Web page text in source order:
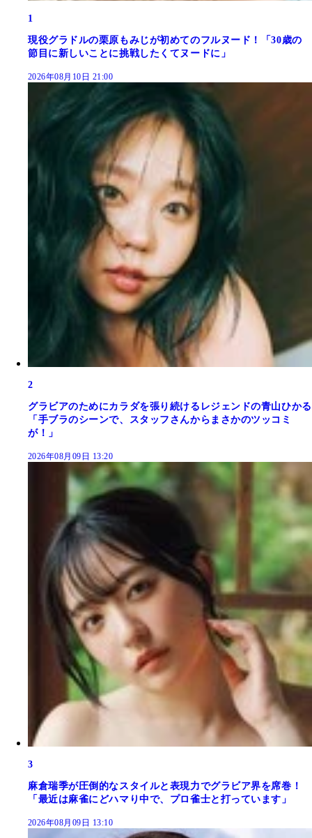
1
現役グラドルの栗原もみじが初めてのフルヌード！「30歳の
節目に新しいことに挑戦したくてヌードに」
2026年08月10日 21:00
2
グラビアのためにカラダを張り続けるレジェンドの青山ひかる
「手ブラのシーンで、スタッフさんからまさかのツッコミ
が！」
2026年08月09日 13:20
3
麻倉瑞季が圧倒的なスタイルと表現力でグラビア界を席巻！
「最近は麻雀にどハマり中で、プロ雀士と打っています」
2026年08月09日 13:10